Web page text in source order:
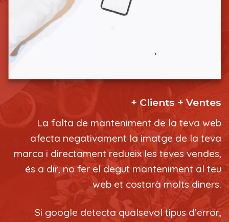
+ Clients + Ventes
La falta de manteniment de la teva web
afecta negativament la imatge de la teva
marca i directament redueix les teves vendes,
és a dir, no fer el degut manteniment al teu
web et costarà molts diners.
Si google detecta qualsevol tipus d’error,